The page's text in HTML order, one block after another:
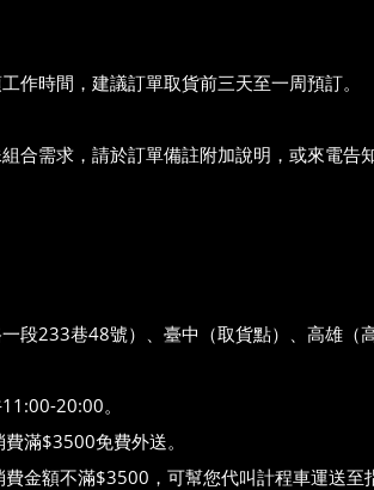
作時間 ，建議訂單取貨前三天至一周預訂。
合需求 ，請於訂單備註附加說明，或來電告知
段233巷48號）、臺中（取貨點）、高雄（
20:00。
免費外送。
不滿$3500，可幫您代叫計程車運送至指